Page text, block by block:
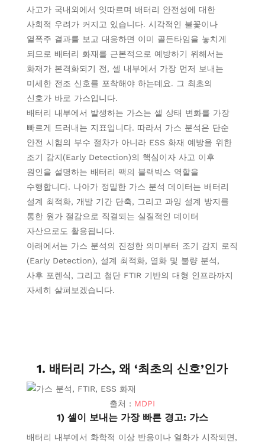
사고가 국내외에서 잇따르며 배터리 안전성에 대한
사회적 우려가 커지고 있습니다. 시각적인 불꽃이나
열폭주 결과를 보고 대응하면 이미 골든타임을 놓치게
되므로 배터리 화재를 근본적으로 예방하기 위해서는
화재가 본격화되기 전, 셀 내부에서 가장 먼저 보내는
미세한 전조 신호를 포착해야 하는데요. 그 최초의
신호가 바로 가스입니다.
배터리 내부에서 발생하는 가스는 셀 상태 변화를 가장
빠르게 드러내는 지표입니다. 따라서 가스 분석은 단순
안전 시험의 부수 절차가 아니라 ESS 화재 예방을 위한
조기 감지(Early Detection)의 핵심이자 사고 이후
원인을 설명하는 배터리 팩의 블랙박스 역할을
수행합니다. 나아가 정밀한 가스 분석 데이터는 배터리
설계 최적화, 개발 기간 단축, 그리고 과잉 설계 방지를
통한 원가 절감으로 직결되는 실질적인 데이터
자산으로도 활용됩니다.
아래에서는 가스 분석의 진정한 의미부터 조기 감지 로직
(Early Detection), 설계 최적화, 열화 및 불량 분석,
사후 포렌식, 그리고 첨단 FTIR 기반의 대형 인프라까지
자세히 살펴보겠습니다.
1. 배터리 가스, 왜 ‘최초의 신호’인가
출처 : MDPI
1) 셀이 보내는 가장 빠른 경고: 가스
배터리 내부에서 화학적 이상 반응이나 열화가 시작되면,